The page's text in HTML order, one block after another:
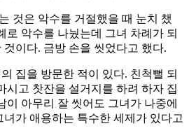
것은 악수를 거절했을 때 눈치 챘
로 악수를 나눴는데 그녀 차례가 되
이다. 금방 손을 씻었다고 했다.
집을 방문한 적이 있다. 친척뻘 되
시고 찻잔을 설거지를 하려 하자 집
이 아무리 잘 씻어도 그녀가 나중에
가 애용하는 특수한 세제가 있다고